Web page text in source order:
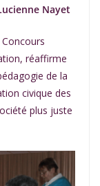
Nayet
réaffirme
de la
civique des
plus juste